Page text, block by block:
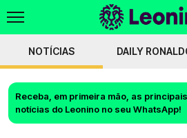
NOTÍCIAS DAILY
Receba, em primeira mão, as principais
notícias do Leonino no seu WhatsApp!